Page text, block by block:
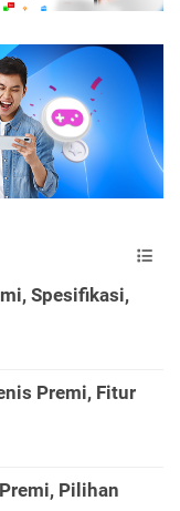
Spesifikasi,
Premi, Fitur
Pilihan